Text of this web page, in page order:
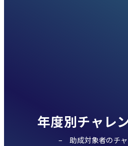
年度別チャレ
助成対象者のチ